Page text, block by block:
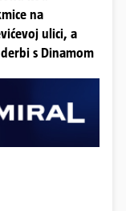
na
ulici, a
s Dinamom